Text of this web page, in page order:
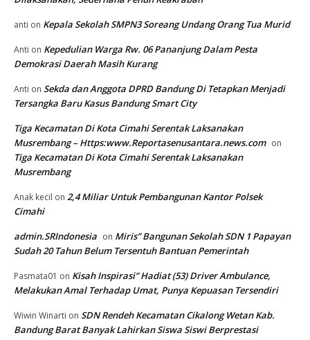
anti on Kepala Sekolah SMPN3 Soreang Undang Orang Tua Murid
Anti on Kepedulian Warga Rw. 06 Pananjung Dalam Pesta
Demokrasi Daerah Masih Kurang
Anti on Sekda dan Anggota DPRD Bandung Di Tetapkan Menjadi
Tersangka Baru Kasus Bandung Smart City
Tiga Kecamatan Di Kota Cimahi Serentak Laksanakan
Musrembang – Https:www.Reportasenusantara.news.com on
Tiga Kecamatan Di Kota Cimahi Serentak Laksanakan
Musrembang
Anak kecil on 2,4 Miliar Untuk Pembangunan Kantor Polsek
Cimahi
admin.SRIndonesia on Miris” Bangunan Sekolah SDN 1 Papayan
Sudah 20 Tahun Belum Tersentuh Bantuan Pemerintah
Pasmata01 on Kisah Inspirasi” Hadiat (53) Driver Ambulance,
Melakukan Amal Terhadap Umat, Punya Kepuasan Tersendiri
Wiwin Winarti on SDN Rendeh Kecamatan Cikalong Wetan Kab.
Bandung Barat Banyak Lahirkan Siswa Siswi Berprestasi